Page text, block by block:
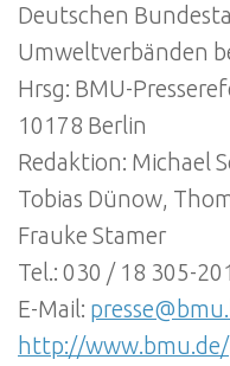
Deutschen
Umweltverbänden
Hrsg: BMU-
10178 Berlin
Redaktion: Michael
Tobias Dünow,
Frauke Stamer
Tel.: 030 / 18 305-
E-Mail:
http://www.bmu.de/